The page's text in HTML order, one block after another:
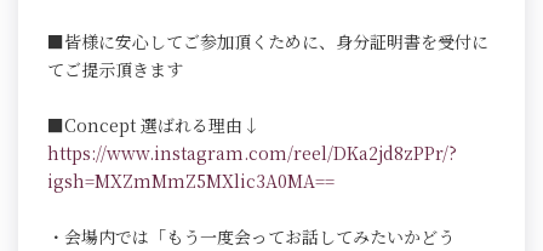
■皆様に安心してご参加頂くために、身分証明書を受付に
てご提示頂きます
■Concept 選ばれる理由↓
https://www.instagram.com/reel/DKa2jd8zPPr/?
igsh=MXZmMmZ5MXlic3A0MA==
・会場内では「もう一度会ってお話してみたいかどう